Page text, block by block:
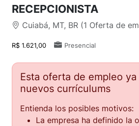
RECEPCIONISTA
Cuiabá, MT, BR (1 Oferta de
R$ 1.621,00 Presencial
Esta oferta de empleo
nuevos currículums
Entienda los posibles motivos:
La empresa ha definido la